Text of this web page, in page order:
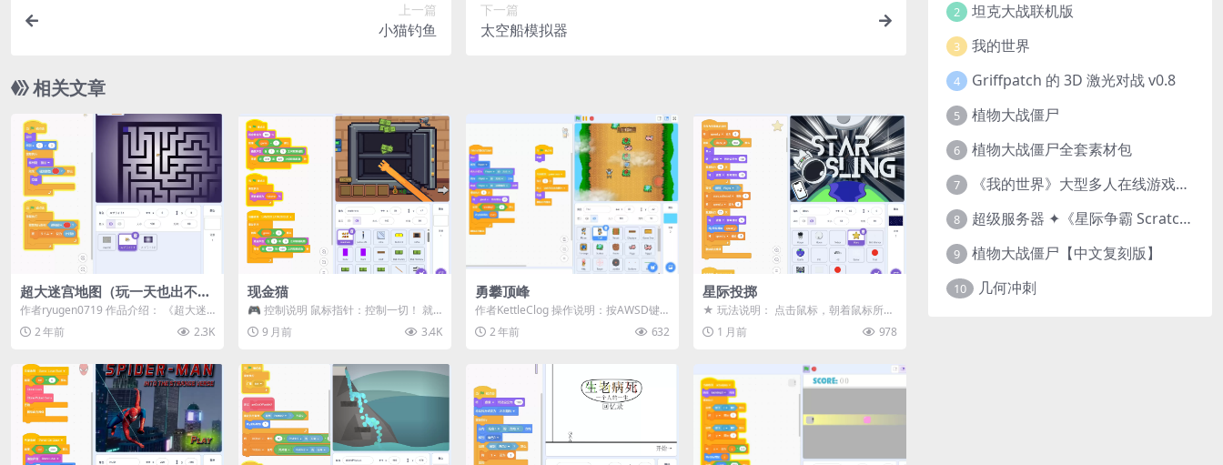
上一篇
小猫钓鱼
下一篇
太空船模拟器
相关文章
超大迷宫地图（玩一天也出不
去）
作者ryugen0719 作品介绍： 《超大迷
宫地图》是一款巨大的迷宫挑战游戏。...
2 年前 2.3K
现金猫
🎮 控制说明 鼠标指针：控制一切！ 就
是这么简单！XD
9 月前 3.4K
勇攀顶峰
作者KettleClog 操作说明：按AWSD键
或方向键控制角色移动，躲避各种障...
2 年前 632
星际投掷
★ 玩法说明： 点击鼠标，朝着鼠标所指
方向推动宇航员 用尽可能少的点击次数
完成关...
1 月前 978
2 坦克大战联机版
3 我的世界
4 Griffpatch 的 3D 激光对战 v0.8
5 植物大战僵尸
6 植物大战僵尸全套素材包
7 《我的世界》大型多人在线游戏（MMO）v1.7
8 超级服务器 ✦《星际争霸 Scratch（经典版本）》
9 植物大战僵尸【中文复刻版】
10 几何冲刺